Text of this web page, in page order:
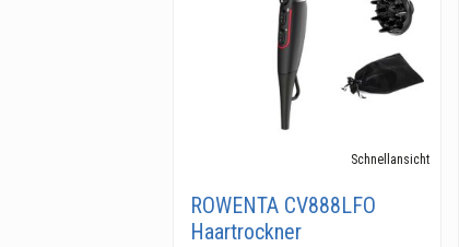
Schnellansicht
ROWENTA CV888LFO
Haartrockner